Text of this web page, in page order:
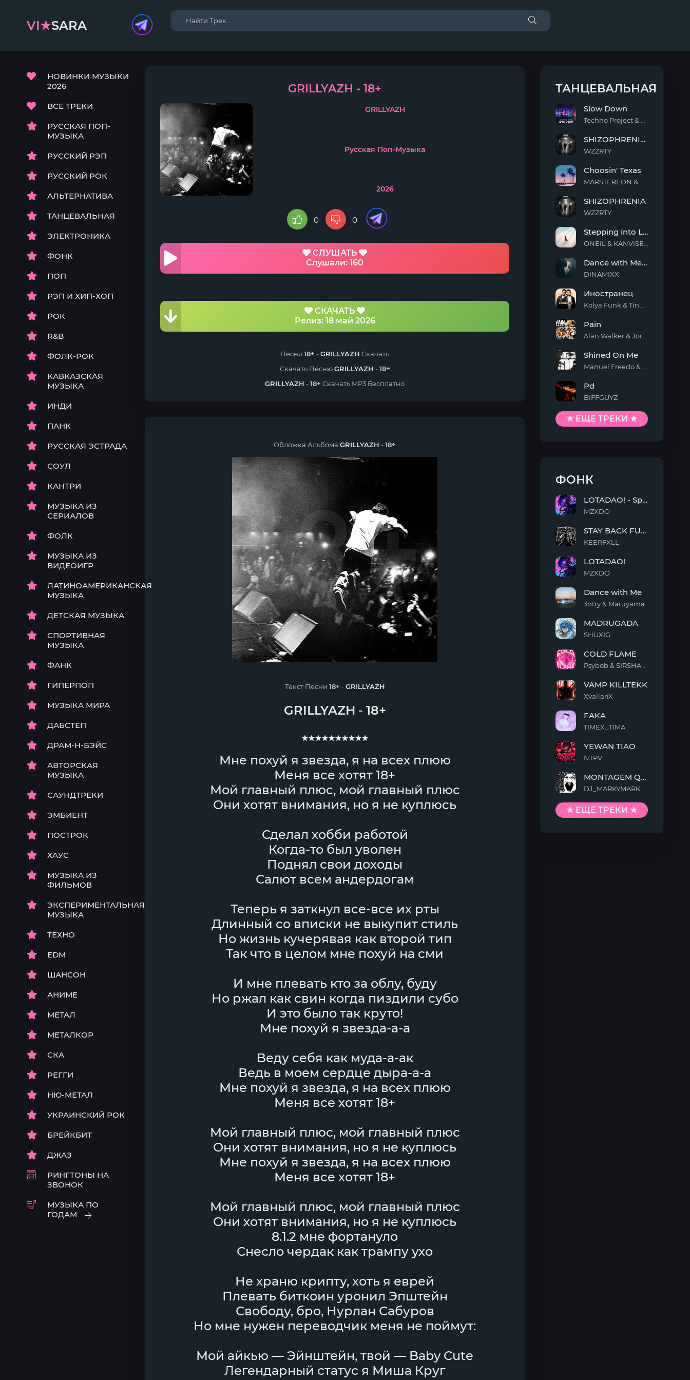
VI★SARA
НОВИНКИ МУЗЫКИ
2026
ВСЕ ТРЕКИ
РУССКАЯ ПОП-
МУЗЫКА
РУССКИЙ РЭП
РУССКИЙ РОК
АЛЬТЕРНАТИВА
ТАНЦЕВАЛЬНАЯ
ЭЛЕКТРОНИКА
ФОНК
ПОП
РЭП И ХИП-ХОП
РОК
R&B
ФОЛК-РОК
КАВКАЗСКАЯ
МУЗЫКА
ИНДИ
ПАНК
РУССКАЯ ЭСТРАДА
СОУЛ
КАНТРИ
МУЗЫКА ИЗ
СЕРИАЛОВ
ФОЛК
МУЗЫКА ИЗ
ВИДЕОИГР
ЛАТИНОАМЕРИКАНСКАЯ
МУЗЫКА
ДЕТСКАЯ МУЗЫКА
СПОРТИВНАЯ
МУЗЫКА
ФАНК
ГИПЕРПОП
МУЗЫКА МИРА
ДАБСТЕП
ДРАМ-Н-БЭЙС
АВТОРСКАЯ
МУЗЫКА
САУНДТРЕКИ
ЭМБИЕНТ
ПОСТРОК
ХАУС
МУЗЫКА ИЗ
ФИЛЬМОВ
ЭКСПЕРИМЕНТАЛЬНАЯ
МУЗЫКА
ТЕХНО
EDM
ШАНСОН
АНИМЕ
МЕТАЛ
МЕТАЛКОР
СКА
РЕГГИ
НЮ-МЕТАЛ
УКРАИНСКИЙ РОК
БРЕЙКБИТ
ДЖАЗ
РИНГТОНЫ НА
ЗВОНОК
МУЗЫКА ПО
ГОДАМ
GRILLYAZH - 18+
GRILLYAZH
Русская Поп-Музыка
2026
0 0
СЛУШАТЬ
Слушали: 160
СКАЧАТЬ
Релиз: 18 май 2026
Песня 18+ -GRILLYAZH Скачать
Скачать ПеснюGRILLYAZH -18+
GRILLYAZH -18+ Скачать MP3 Бесплатно
Обложка Альбома GRILLYAZH -18+
Текст Песни 18+ -GRILLYAZH
GRILLYAZH - 18+
★★★★★★★★★★
Мне похуй я звезда, я на всех плюю
Меня все хотят 18+
Мой главный плюс, мой главный плюс
Они хотят внимания, но я не куплюсь
Сделал хобби работой
Когда-то был уволен
Поднял свои доходы
Салют всем андердогам
Теперь я заткнул все-все их рты
Длинный со вписки не выкупит стиль
Но жизнь кучерявая как второй тип
Так что в целом мне похуй на сми
И мне плевать кто за облу, буду
Но ржал как свин когда пиздили субо
И это было так круто!
Мне похуй я звезда-а-а
Веду себя как муда-а-ак
Ведь в моем сердце дыра-а-а
Мне похуй я звезда, я на всех плюю
Меня все хотят 18+
Мой главный плюс, мой главный плюс
Они хотят внимания, но я не куплюсь
Мне похуй я звезда, я на всех плюю
Меня все хотят 18+
Мой главный плюс, мой главный плюс
Они хотят внимания, но я не куплюсь
8.1.2 мне фортануло
Снесло чердак как трампу ухо
Не храню крипту, хоть я еврей
Плевать биткоин уронил Эпштейн
Свободу, бро, Нурлан Сабуров
Но мне нужен переводчик меня не поймут:
Мой айкью — Эйнштейн, твой — Baby Cute
Легендарный статус я Миша Круг
ТАНЦЕВАЛЬНАЯ
Down
Slow Down
(Slowed)
SHIZOPHRENIA (Slowed)
WZZRTY
Texas
Choosin' Texas
SHIZOPHRENIA
WZZRTY
into
Light
Stepping into Light
with
Me
Dance with Me Tonight
DINAMIXX
Иностранец
Pain
On
Me
Shined On Me
Pd
BIFFGUYZ
★ ЕЩЕ ТРЕКИ ★
ФОНК
-
Sped
LOTADAO! - Sped Up
MZXDO
BACK
FUNK
STAY BACK FUNK
KEERFXLL
LOTADAO!
MZXDO
with
Me
Dance with Me
3ntry & Maruyama
MADRUGADA
SHUXIG
FLAME
COLD FLAME
KILLTEKK
VAMP KILLTEKK
XvallariX
FAKA
TIMEX_TIMA
TIAO
YEWAN TIAO
NTPV
QUIMENTO
MONTAGEM QUIMENTO
DJ_MARKYMARK
★ ЕЩЕ ТРЕКИ ★